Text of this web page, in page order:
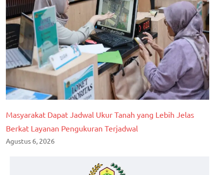
Masyarakat Dapat Jadwal Ukur Tanah yang Lebih Jelas
Berkat Layanan Pengukuran Terjadwal
Agustus 6, 2026